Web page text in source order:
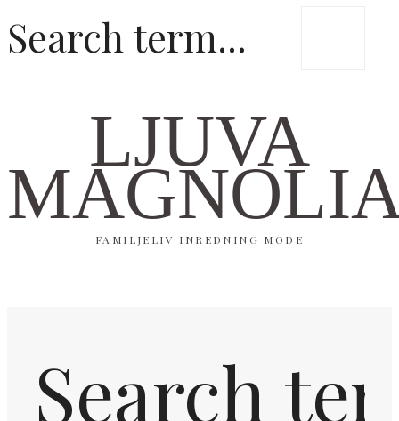
LJUVA
FAMILJELIV INREDNING MODE